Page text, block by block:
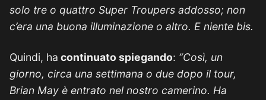
solo tre o quattro Super Troupers addosso; non
c’era una buona illuminazione o altro. E niente bis.
Quindi, ha continuato spiegando: “Così, un
giorno, circa una settimana o due dopo il tour,
Brian May è entrato nel nostro camerino. Ha